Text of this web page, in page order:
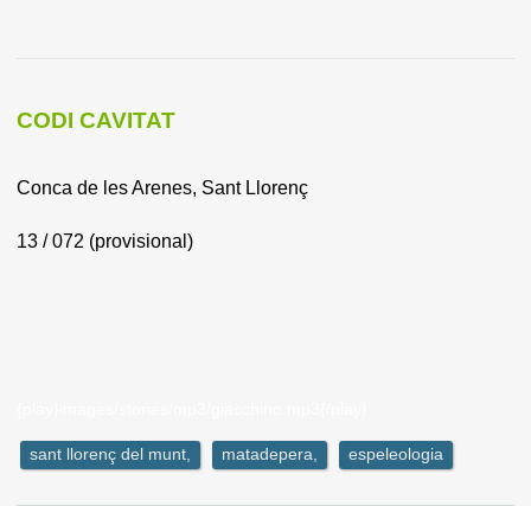
CODI CAVITAT
Conca de les Arenes, Sant Llorenç
13 / 072 (provisional)
sant llorenç del munt, matadepera, espeleologia